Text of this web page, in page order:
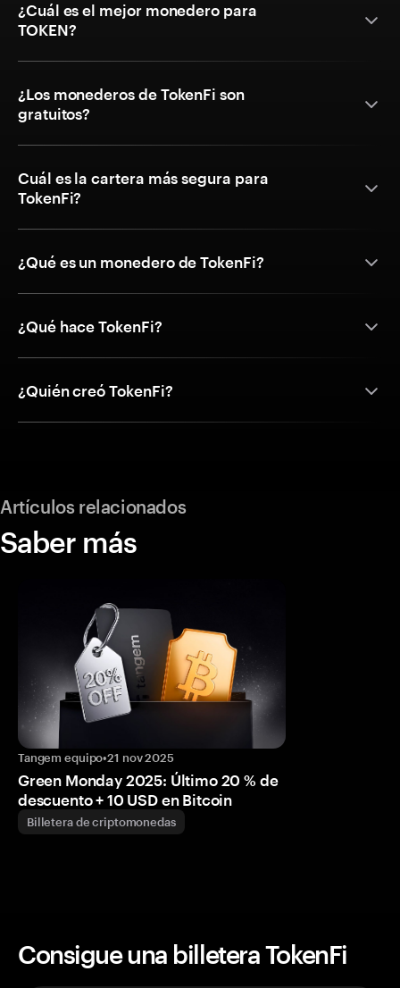
¿Cuál es el mejor monedero para
TOKEN?
¿Los monederos de TokenFi son
gratuitos?
Cuál es la cartera más segura para
TokenFi?
¿Qué es un monedero de TokenFi?
¿Qué hace TokenFi?
¿Quién creó TokenFi?
Artículos relacionados
Saber más
Tangem equipo•21 nov 2025
Green Monday 2025: Último 20 % de
descuento + 10 USD en Bitcoin
Billetera de criptomonedas
Consigue una billetera TokenFi